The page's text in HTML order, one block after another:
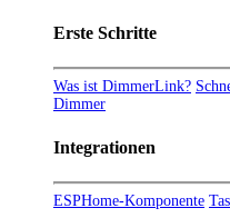
Erste Schritte
Was ist DimmerLink?
Dimmer
Integrationen
ESPHome-Komponente